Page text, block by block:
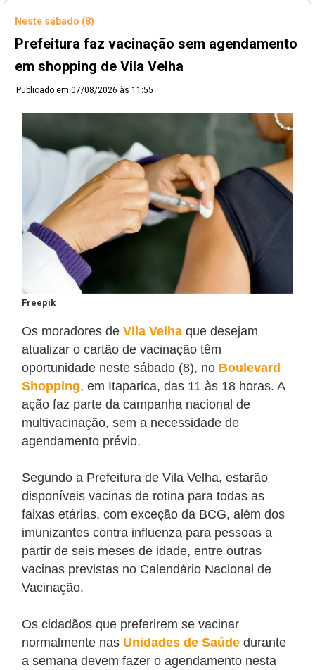
Neste sábado (8)
Prefeitura faz vacinação sem agendamento
em shopping de Vila Velha
Publicado em 07/08/2026 às 11:55
Freepik
Os moradores de Vila Velha que desejam
atualizar o cartão de vacinação têm
oportunidade neste sábado (8), no Boulevard
Shopping, em Itaparica, das 11 às 18 horas. A
ação faz parte da campanha nacional de
multivacinação, sem a necessidade de
agendamento prévio.
Segundo a Prefeitura de Vila Velha, estarão
disponíveis vacinas de rotina para todas as
faixas etárias, com exceção da BCG, além dos
imunizantes contra influenza para pessoas a
partir de seis meses de idade, entre outras
vacinas previstas no Calendário Nacional de
Vacinação.
Os cidadãos que preferirem se vacinar
normalmente nas Unidades de Saúde durante
a semana devem fazer o agendamento nesta